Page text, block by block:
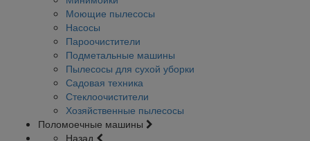
Моющие пылесосы
Насосы
Пароочистители
Подметальные машины
Пылесосы для сухой уборки
Садовая техника
Стеклоочистители
Хозяйственные пылесосы
Поломоечные машины
Назад